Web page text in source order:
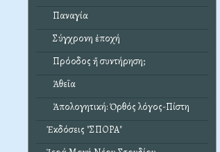
Παναγία
Σύγχρονη ἐποχή
Πρόοδος ἤ συντήρηση;
Ἀθεΐα
Ἀπολογητική: Ὀρθός λόγος-Πίστη
Ἐκδόσεις "ΣΠΟΡΑ"